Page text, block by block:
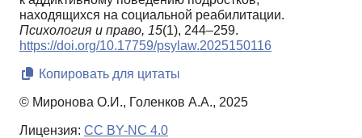
находящихся на социальной реабилитации.
Психология и право, 15(1), 244–259.
https://doi.org/10.17759/psylaw.2025150116
Копировать для цитаты
© Миронова О.И., Голенков А.А., 2025
Лицензия: CC BY-NC 4.0